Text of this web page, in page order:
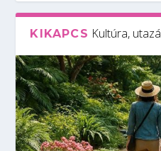
KIKAPCS Kultúra,